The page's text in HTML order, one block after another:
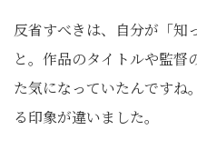
反省すべきは、自分が「知
と。作品のタイトルや監督
た気になっていたんですね
る印象が違いました。